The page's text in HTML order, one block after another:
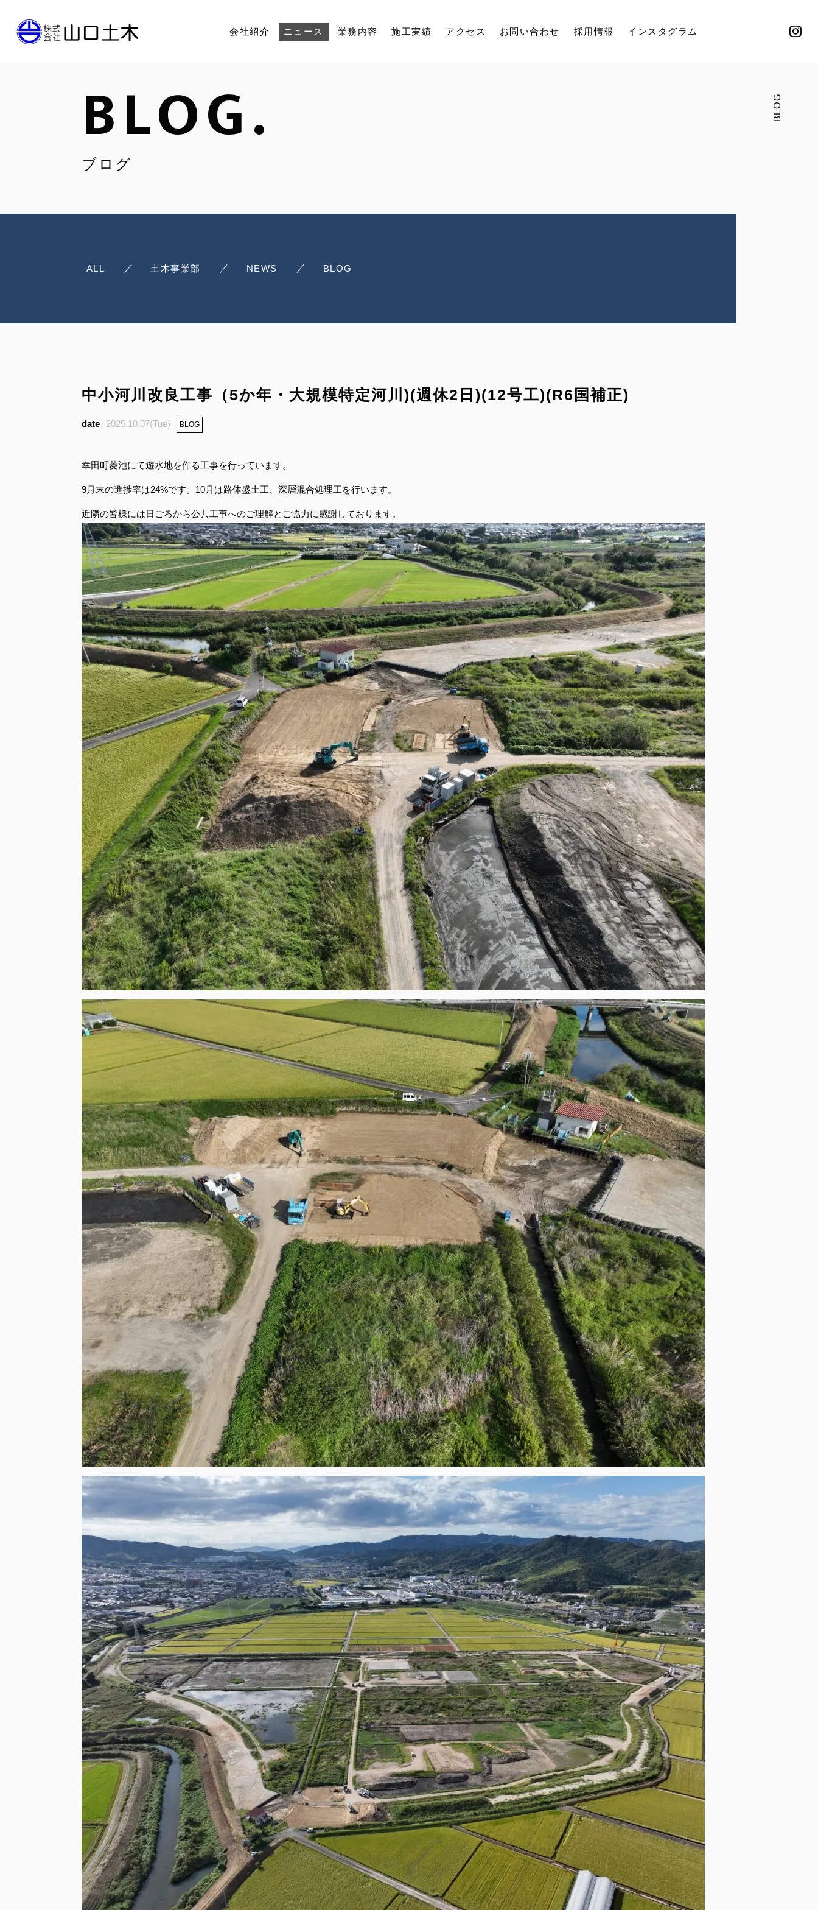
会社紹介 ニュース 業務内容 施工実績 アクセス お問い合わせ 採用情報 インスタグラム
BLOG.
ブログ
BLOG
ALL 土木事業部 NEWS BLOG
中小河川改良工事（5か年・大規模特定河川)(週休2日)(12号工)(R6国補正)
2025.10.07(Tue) BLOG
幸田町菱池にて遊水地を作る工事を行っています。
9月末の進捗率は24%です。10月は路体盛土工、深層混合処理工を行います。
近隣の皆様には日ごろから公共工事へのご理解とご協力に感謝しております。